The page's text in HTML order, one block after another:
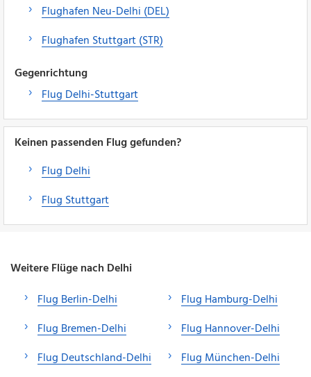
Flughafen Neu-Delhi (DEL)
Flughafen Stuttgart (STR)
Gegenrichtung
Flug Delhi-Stuttgart
Keinen passenden Flug gefunden?
Flug Delhi
Flug Stuttgart
Weitere Flüge nach Delhi
Flug Berlin-Delhi
Flug Bremen-Delhi
Flug Deutschland-Delhi
Flug Hamburg-Delhi
Flug Hannover-Delhi
Flug München-Delhi